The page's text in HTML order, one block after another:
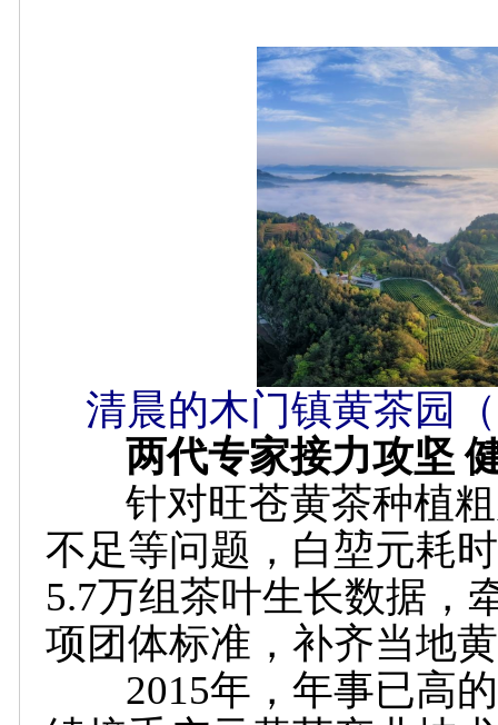
清晨的木门镇黄茶园
两代专家接力攻坚 健
针对旺苍黄茶种植粗
不足等问题，白堃元耗
5.7万组茶叶生长数据，
项团体标准，补齐当地
2015年，年事已高的